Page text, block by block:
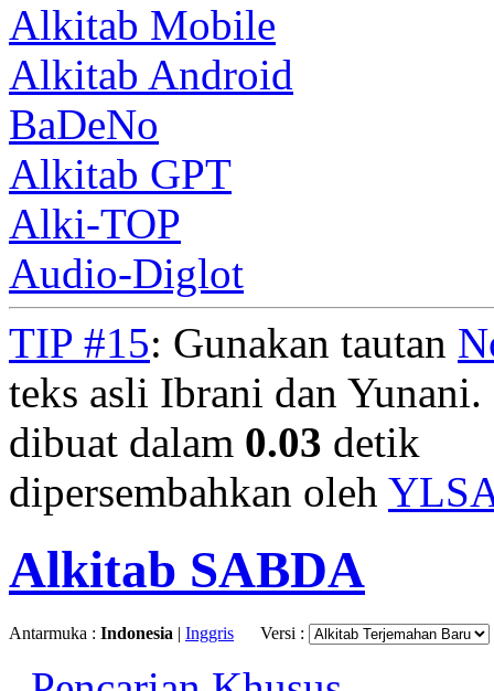
Alkitab Mobile
Alkitab Android
BaDeNo
Alkitab GPT
Alki-TOP
Audio-Diglot
TIP #15: Gunakan tautan
teks asli Ibrani dan
dibuat dalam 0.03 detik
dipersembahkan oleh
Alkitab SABDA
Antarmuka : Indonesia | Inggris Versi :